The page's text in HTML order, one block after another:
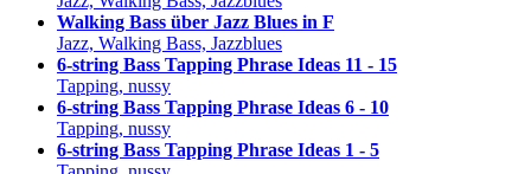
Walking Bass über Jazz Blues in F
Jazz, Walking Bass, Jazzblues
6-string Bass Tapping Phrase Ideas 11 - 15
Tapping, nussy
6-string Bass Tapping Phrase Ideas 6 - 10
Tapping, nussy
6-string Bass Tapping Phrase Ideas 1 - 5